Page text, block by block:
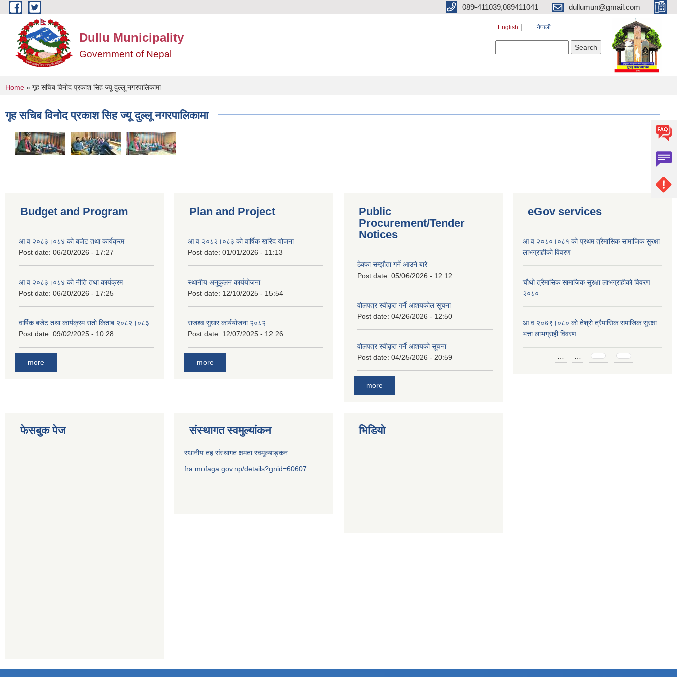
Skip to main content 089-411039,089411041 dullumun@gmail.com
Dullu Municipality
Government of Nepal
English नेपाली
You are here
Home » गृह सचिब विनोद प्रकाश सिह ज्यू दुल्लू नगरपालिकामा
गृह सचिब विनोद प्रकाश सिह ज्यू दुल्लू नगरपालिकामा
Budget and Program
आ व २०८३।०८४ को बजेट तथा कार्यक्रम
Post date: 06/20/2026 - 17:27
आ व २०८३।०८४ को नीति तथा कार्यक्रम
Post date: 06/20/2026 - 17:25
वार्षिक बजेट तथा कार्यक्रम रातो किताब २०८२।०८३
Post date: 09/02/2025 - 10:28
more
Plan and Project
आ व २०८२।०८३ को वार्षिक खरिद योजना
Post date: 01/01/2026 - 11:13
स्थानीय अनुकुलन कार्ययोजना
Post date: 12/10/2025 - 15:54
राजश्व सुधार कार्ययोजना २०८२
Post date: 12/07/2025 - 12:26
more
Public
Procurement/Tender
Notices
ठेक्का सम्झौता गर्ने आउने बारे
Post date: 05/06/2026 - 12:12
वोलपत्र स्वीकृत गर्ने आशयकोल सूचना
Post date: 04/26/2026 - 12:50
वोलपत्र स्वीकृत गर्ने आशयको सूचना
Post date: 04/25/2026 - 20:59
more
eGov services
आ व २०८०।०८१ को प्रथम त्रैमासिक सामाजिक सुरक्षा
लाभग्राहीको विवरण
चौथो त्रैमासिक सामाजिक सुरक्षा लाभग्राहीको विवरण
२०८०
आ व २०७९।०८० को तेश्रो त्रैमासिक समाजिक सुरक्षा
भत्ता लाभग्राही विवरण
Pages
फेसबुक पेज संस्थागत स्वमुल्यांकन
स्थानीय तह संस्थागत क्षमता स्वमूल्याङ्कन
fra.mofaga.gov.np/details?gnid=60607
भिडियो